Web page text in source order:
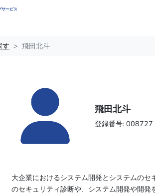
サービス
す 飛田北斗
飛田北斗
登録番号: 008727
大企業におけるシステム開発とシステムの
のセキュリティ診断や、システム開発や開